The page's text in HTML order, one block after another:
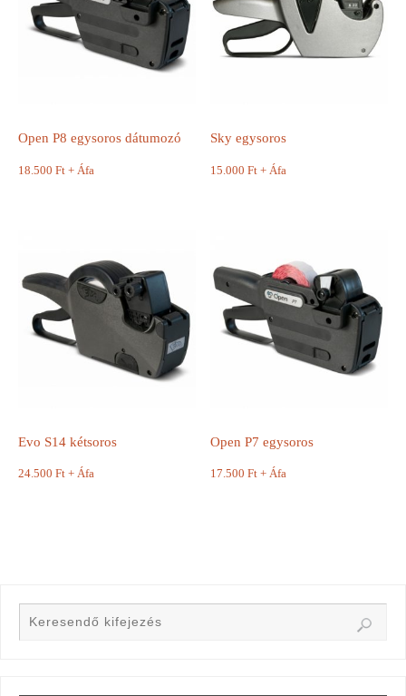
Open P8 egysoros dátumozó
18.500 Ft + Áfa
Sky egysoros
15.000Ft + Áfa
Evo S14 kétsoros
24.500 Ft + Áfa
Open P7 egysoros
17.500Ft + Áfa